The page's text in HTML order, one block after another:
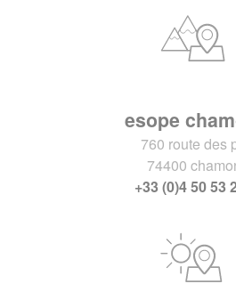
esope
760 route des
74400
+33 (0)4 50 53